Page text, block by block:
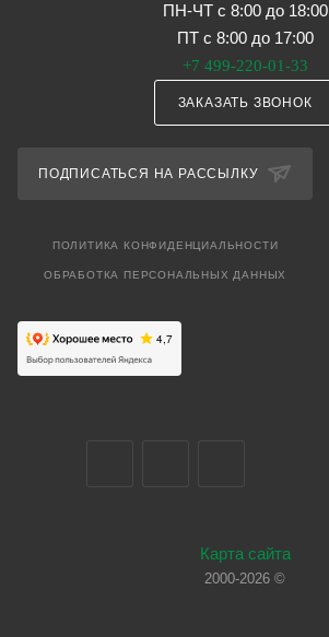
ПН-ЧТ с 8:00 до 18:00
ПТ с 8:00 до 17:00
+7 499-220-01-33
ЗАКАЗАТЬ ЗВОНОК
ПОДПИСАТЬСЯ НА РАССЫЛКУ
ПОЛИТИКА КОНФИДЕНЦИАЛЬНОСТИ
ОБРАБОТКА ПЕРСОНАЛЬНЫХ ДАННЫХ
Карта сайта
2000-2026 ©